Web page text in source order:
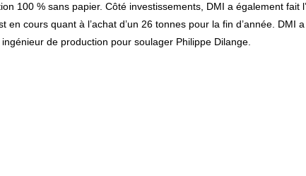
100 % sans papier. Côté investissements, DMI a également fait
cours quant à l’achat d’un 26 tonnes pour la fin d’année. DMI
de production pour soulager Philippe Dilange.